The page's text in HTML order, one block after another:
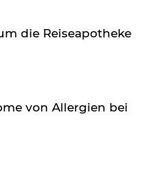
die Reiseapotheke
von Allergien bei